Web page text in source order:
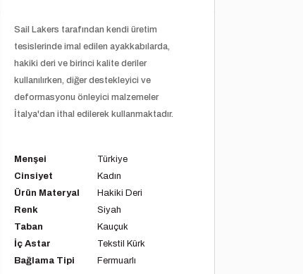
Sail Lakers tarafından kendi üretim
tesislerinde imal edilen ayakkabılarda,
hakiki deri ve birinci kalite deriler
kullanılırken, diğer destekleyici ve
deformasyonu önleyici malzemeler
İtalya'dan ithal edilerek kullanmaktadır.
Menşei
Türkiye
Cinsiyet
Kadın
Ürün Materyal
Hakiki Deri
Renk
Siyah
Taban
Kauçuk
İç Astar
Tekstil Kürk
Bağlama Tipi
Fermuarlı